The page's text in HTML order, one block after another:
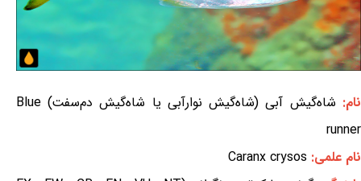
نام:
شاه‌گیش آبی (شاه‌گیش نوارآبی یا شاه‌گیش دم‌سفت) Blue
runner
نام علمی: Caranx crysos